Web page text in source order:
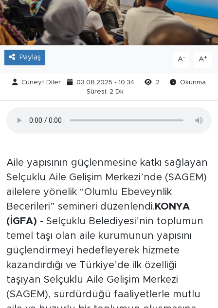
Paylaş A- A+
Cüneyt Diler 03.08.2025 - 10:34 2
Okunma
Süresi: 2 Dk
Aile yapısının güçlenmesine katkı sağlayan
Selçuklu Aile Gelişim Merkezi’nde (SAGEM)
ailelere yönelik “Olumlu Ebeveynlik
Becerileri” semineri düzenlendi. KONYA
(İGFA) - Selçuklu Belediyesi’nin toplumun
temel taşı olan aile kurumunun yapısını
güçlendirmeyi hedefleyerek hizmete
kazandırdığı ve Türkiye’de ilk özelliği
taşıyan Selçuklu Aile Gelişim Merkezi
(SAGEM), sürdürdüğü faaliyetlerle mutlu